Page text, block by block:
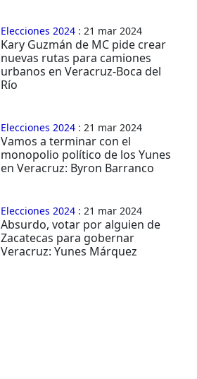
Elecciones 2024 : 21 mar 2024
Kary Guzmán de MC pide crear
nuevas rutas para camiones
urbanos en Veracruz-Boca del
Río
Elecciones 2024 : 21 mar 2024
Vamos a terminar con el
monopolio político de los Yunes
en Veracruz: Byron Barranco
Elecciones 2024 : 21 mar 2024
Absurdo, votar por alguien de
Zacatecas para gobernar
Veracruz: Yunes Márquez